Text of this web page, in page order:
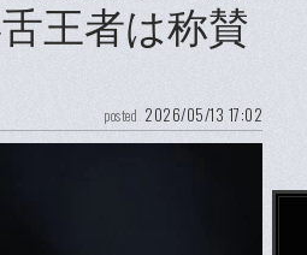
王者は称賛
posted 2026/05/13 17:02